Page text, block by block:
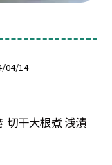
04/14
切干大根煮 浅漬